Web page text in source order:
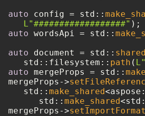
auto config = std::
L"##################"
auto wordsApi = std::
auto document = std::
   std::filesystem::
path (
auto mergeProps = std::
mergeProps->
   std::
make_shared
      std::
make_shared
mergeProps->